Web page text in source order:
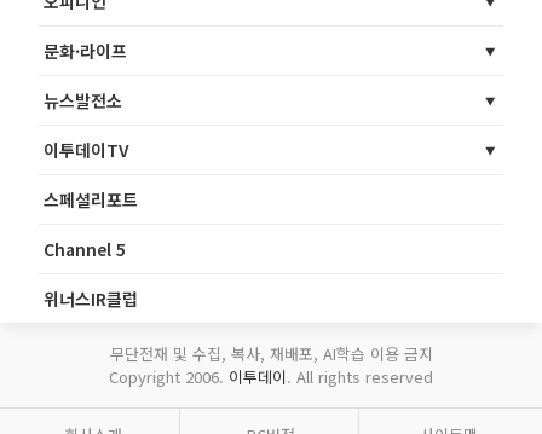
문화·라이프
뉴스발전소
이투데이TV
스페셜리포트
Channel 5
위너스IR클럽
무단전재 및 수집, 복사, 재배포, AI학습 이용 금지
Copyright 2006. 이투데이. All rights reserved